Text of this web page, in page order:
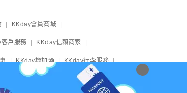
KKday會員商城
戶服務 KKday信賴商家
KKday機加酒 KKday行李服務
東京 東京地鐵券 大阪周遊卡